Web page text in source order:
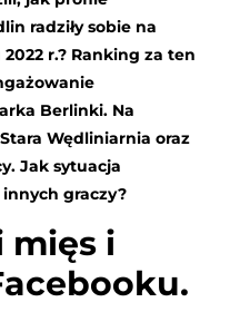
radziły sobie na
r.? Ranking za ten
Berlinki. Na
Wędliniarnia oraz
Jak sytuacja
graczy?
mięs i